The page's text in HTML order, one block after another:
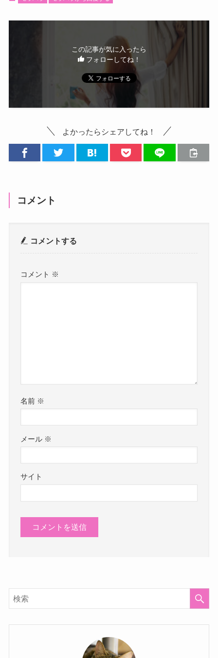
この記事が気に入ったら
フォローしてね！
よかったらシェアしてね！
コメント
コメントする
コメント ※
名前 ※
メール ※
サイト